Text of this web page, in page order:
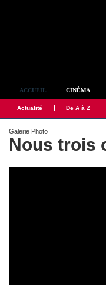
ACCUEIL CINÉMA
Actualité De A à Z
Galerie Photo
Nous trois